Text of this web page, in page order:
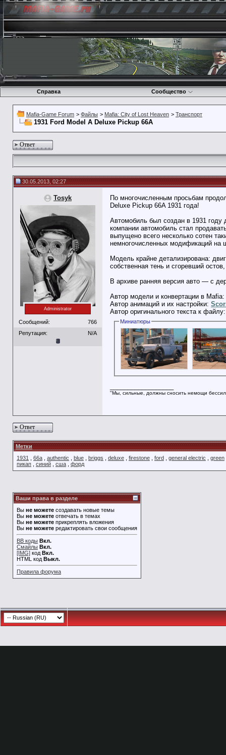
Справка Сообщество
Mafia-Game Forum > Файлы > Mafia: City of Lost Heaven > Транспорт
1931 Ford Model A Deluxe Pickup 66A
Ответ
30.05.2013, 02:27
Tosyk
Administrator
Сообщений:
766
Репутация:
N/A
По многочисленным просьбам
Deluxe Pickup 66A 1931 года!
Автомобиль был создан в 1931 году
компании автомобиль стал
выпущено всего несколько сотен
немногочисленных модификаций на
Модель крайне детализирована:
собственная тень и сгоревший
В архиве ранняя версия авто — с
Автор модели и конвертации в Mafia:
Автор анимаций и их настройки:
Автор оригинального текста к
Миниатюры
"Мы, сильные, должны сносить немощи
Ответ
Метки
1931
66a authentic blue briggs deluxe firestone ford general electric
green
пикап
синий сша форд
Ваши права в разделе
Вы не можете создавать новые темы
Вы не можете отвечать в темах
Вы не можете прикреплять вложения
Вы не можете редактировать свои сообщения
BB коды Вкл.
Смайлы Вкл.
[IMG] код Вкл.
HTML код Выкл.
Правила форума